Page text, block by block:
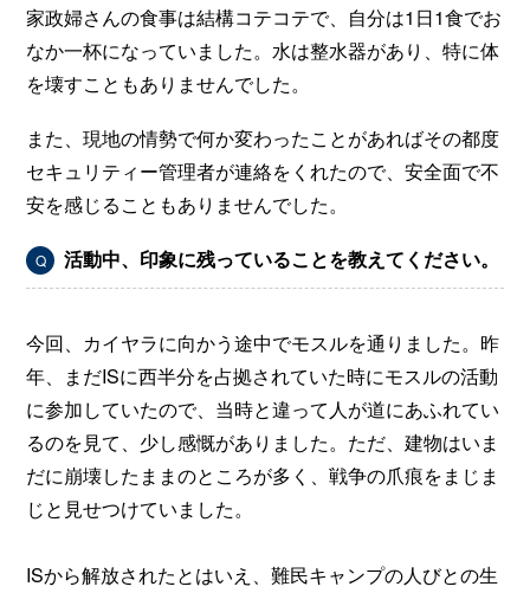
家政婦さんの食事は結構コテコテで、自分は1日1食でお
なか一杯になっていました。水は整水器があり、特に体
を壊すこともありませんでした。
また、現地の情勢で何か変わったことがあればその都度
セキュリティー管理者が連絡をくれたので、安全面で不
安を感じることもありませんでした。
Q 活動中、印象に残っていることを教えてください。
今回、カイヤラに向かう途中でモスルを通りました。昨
年、まだISに西半分を占拠されていた時にモスルの活動
に参加していたので、当時と違って人が道にあふれてい
るのを見て、少し感慨がありました。ただ、建物はいま
だに崩壊したままのところが多く、戦争の爪痕をまじま
じと見せつけていました。
ISから解放されたとはいえ、難民キャンプの人びとの生